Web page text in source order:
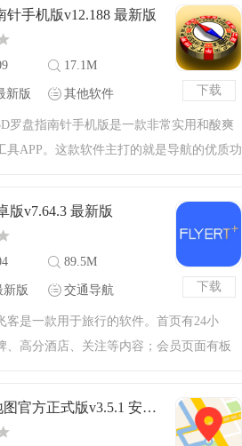
功能相当强大，快来下载看看吧！
下载
针手机版v12.188 最新版
17.1M
新版 其他软件
罗盘指南针手机版是一款非常实用和酸爽
具APP。这款软件主打的就是导航的优质功
效，但是罗盘和指南针一定是不会的，有
下载
版v7.64.3 最新版
89.5M
新版 交通导航
飞客是一款用于旅行的软件。首页有24小
、高分酒店、关注等内容；会员页面有板
店会员、航空常客、飞客茶馆等内容；信
北斗导航地图官方正式版v3.5.1 安卓版